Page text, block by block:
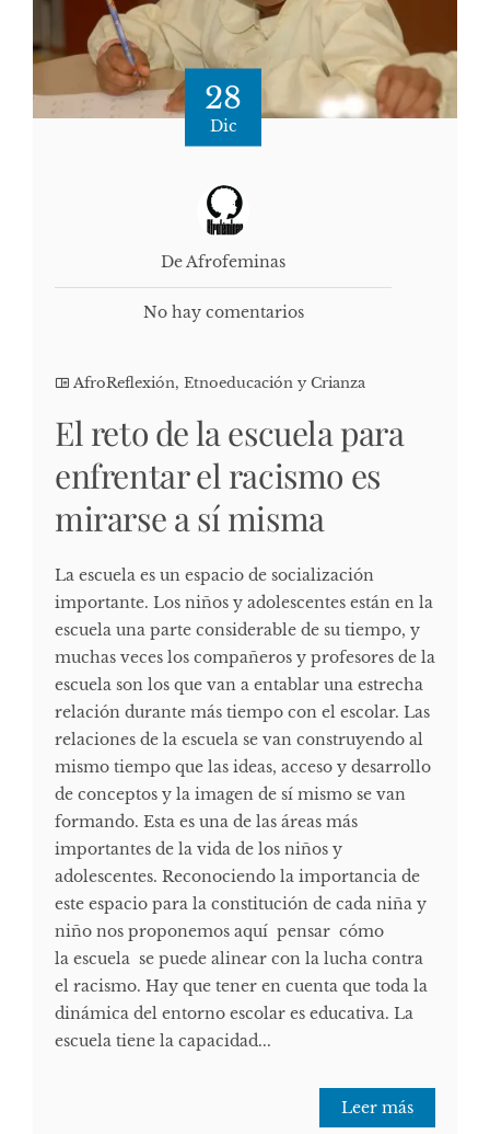
28
Dic
De Afrofeminas
No hay comentarios
AfroReflexión, Etnoeducación y Crianza
El reto de la escuela para
enfrentar el racismo es
mirarse a sí misma
La escuela es un espacio de socialización
importante. Los niños y adolescentes están en la
escuela una parte considerable de su tiempo, y
muchas veces los compañeros y profesores de la
escuela son los que van a entablar una estrecha
relación durante más tiempo con el escolar. Las
relaciones de la escuela se van construyendo al
mismo tiempo que las ideas, acceso y desarrollo
de conceptos y la imagen de sí mismo se van
formando. Esta es una de las áreas más
importantes de la vida de los niños y
adolescentes. Reconociendo la importancia de
este espacio para la constitución de cada niña y
niño nos proponemos aquí pensar cómo
la escuela se puede alinear con la lucha contra
el racismo. Hay que tener en cuenta que toda la
dinámica del entorno escolar es educativa. La
escuela tiene la capacidad...
Leer más